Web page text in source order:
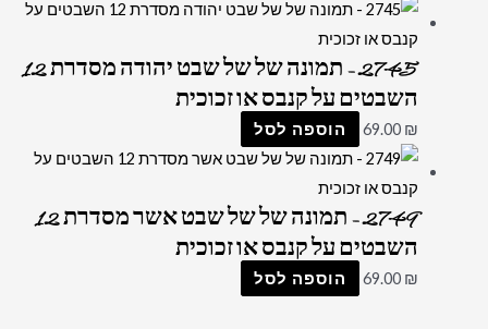
2745 – תמונה של של שבט יהודה מסדרת 12
השבטים על קנבס או זכוכית
69.00 ₪ הוספה לסל
2749 – תמונה של של שבט אשר מסדרת 12
השבטים על קנבס או זכוכית
69.00 ₪ הוספה לסל